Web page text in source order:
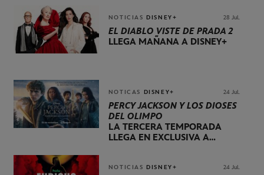
NOTICIAS DISNEY+ 28 Jul.
EL DIABLO VISTE DE PRADA 2
LLEGA MAÑANA A DISNEY+
NOTICAS DISNEY+ 24 Jul.
PERCY JACKSON Y LOS DIOSES
DEL OLIMPO
LA TERCERA TEMPORADA
LLEGA EN EXCLUSIVA A
NOTICIAS DISNEY+ 24 Jul.